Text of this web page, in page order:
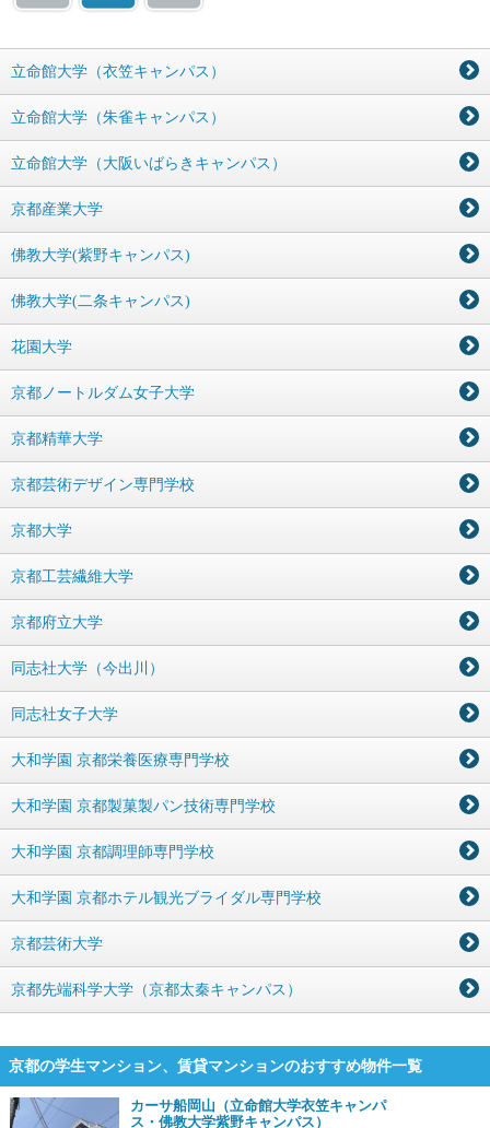
立命館大学（衣笠キャンパス）
立命館大学（朱雀キャンパス）
立命館大学（大阪いばらきキャンパス）
京都産業大学
佛教大学(紫野キャンパス)
佛教大学(二条キャンパス)
花園大学
京都ノートルダム女子大学
京都精華大学
京都芸術デザイン専門学校
京都大学
京都工芸繊維大学
京都府立大学
同志社大学（今出川）
同志社女子大学
大和学園 京都栄養医療専門学校
大和学園 京都製菓製パン技術専門学校
大和学園 京都調理師専門学校
大和学園 京都ホテル観光ブライダル専門学校
京都芸術大学
京都先端科学大学（京都太秦キャンパス）
京都の学生マンション、賃貸マンションのおすすめ物件一覧
カーサ船岡山（立命館大学衣笠キャンパ
ス・佛教大学紫野キャンパス）